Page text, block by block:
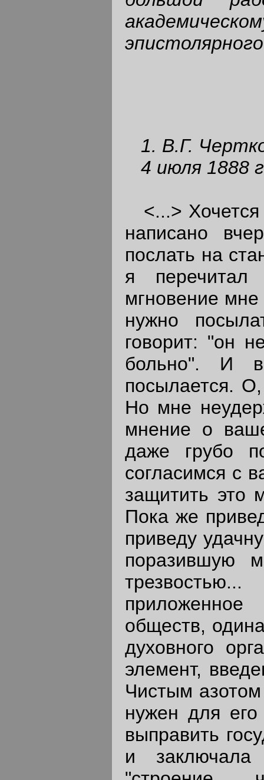
1. В.Г.
4 июля 1888
<...> Хочется
написано
послать на
я
мгновение
нужно
говорит: "он
больно". И
посылается.
Но мне
мнение о
даже грубо
согласимся с
защитить это
Пока же
приведу
поразившую
обществ,
духовного
элемент,
Чистым
нужен для
выправить
и